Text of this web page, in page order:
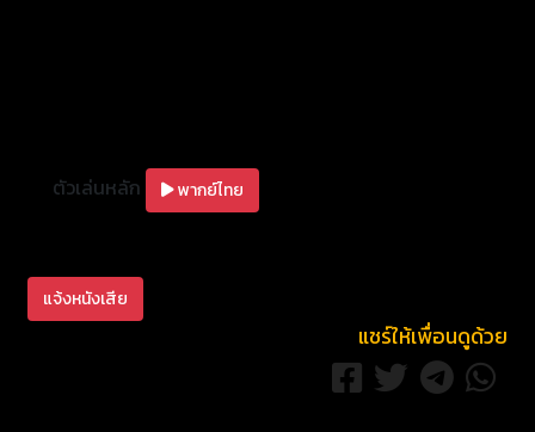
ตัวเล่นหลัก พากย์ไทย
แจ้งหนังเสีย
แชร์ให้เพื่อนดูด้วย